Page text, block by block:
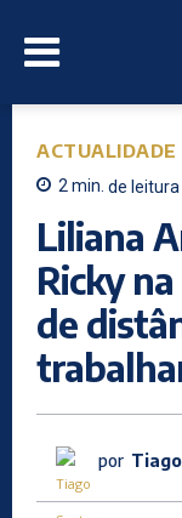
ACTUALIDADE
2min. de leitura
Liliana
Ricky
de
por